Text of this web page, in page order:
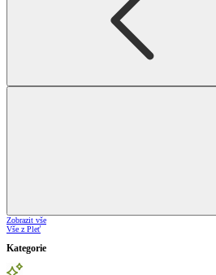
Zobrazit vše
Vše z Pleť
Kategorie